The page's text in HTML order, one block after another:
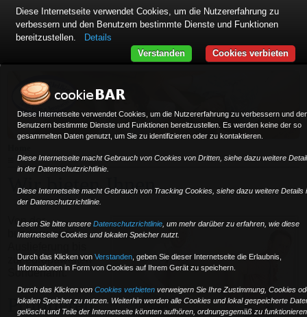
Wir bieten Ihnen ...
Von der
bundesweiten
zur europaweiten
Sonderfahrt.
Profitieren
Diese Internetseite verwendet Cookies, um die Nutzererfahrung zu verbessern und
Benutzern bestimmte Dienste und Funktionen bereitzustellen. Es werden keine der so
gesammelten Daten genutzt, um Sie zu identifizieren oder zu kontaktieren.
Diese Internetseite macht Gebrauch von Cookies von Dritten, siehe dazu weitere
in der Datenschutzrichtlinie.
Diese Internetseite macht Gebrauch von Tracking Cookies, siehe dazu weitere Details
der Datenschutzrichtlinie.
Lesen Sie bitte unsere Datenschutzrichtlinie, um mehr darüber zu erfahren, wie diese
Internetseite Cookies und lokalen Speicher nutzt.
Durch das Klicken von Verstanden, geben Sie dieser Internetseite die Erlaubnis,
Informationen in Form von Cookies auf Ihrem Gerät zu speichern.
Durch das Klicken von Cookies verbieten verweigern Sie Ihre Zustimmung, Cookies
lokalen Speicher zu nutzen. Weiterhin werden alle Cookies und lokal gespeicherte
gelöscht und Teile der Internetseite könnten aufhören, ordnungsgemäß zu
Diese Internetseite verwendet Cookies, um die Nutzererfahrung zu
verbessern und den Benutzern bestimmte Dienste und Funktionen
bereitzustellen.
Details
Cookies verbieten
Verstanden